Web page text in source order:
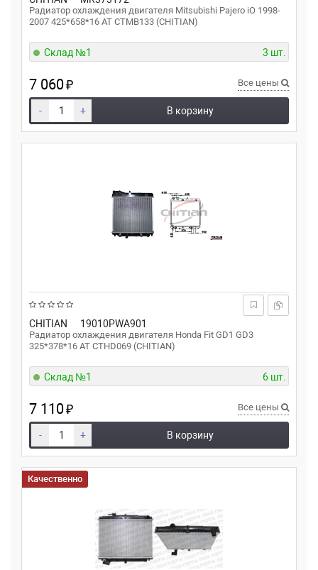
Радиатор охлаждения двигателя Mitsubishi Pajero iO 1998-
2007 425*658*16 AT CTMB133 (CHITIAN)
Склад №1 3 шт.
7 060₽ Все цены
- + В корзину
CHITIAN 19010PWA901
Радиатор охлаждения двигателя Honda Fit GD1 GD3
325*378*16 AT CTHD069 (CHITIAN)
Склад №1 6 шт.
7 110₽ Все цены
- + В корзину
Качественно